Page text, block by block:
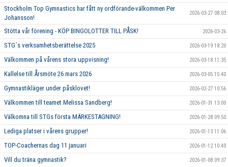
Stockholm Top Gymnastics har fått ny ordförande-välkommen Per
Johansson!
2026-03-27 08:03
Stötta vår förening - KÖP BINGOLOTTER TILL PÅSK! 2026-03-26
STG´s verksamhetsberättelse 2025 2026-03-19 18:20
Välkommen på vårens stora uppvisning! 2026-03-18 11:35
Kallelse till Årsmöte 26 mars 2026 2026-03-05 15:40
Gymnastikläger under påsklovet! 2026-02-27 10:56
Välkommen till teamet Melissa Sandberg! 2026-01-31 13:00
Välkomna till STGs första MÄRKESTAGNING! 2026-01-28 09:50
Lediga platser i vårens grupper! 2026-01-13 11:06
TOP-Coachernas dag 11 januari 2026-01-12 10:40
Vill du träna gymnastik? 2026-01-08 09:37